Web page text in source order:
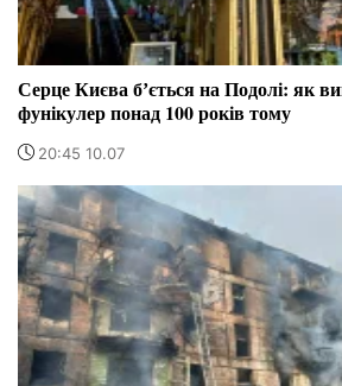
Серце Києва бʼється на Подолі: як
фунікулер понад 100 років тому
20:45 10.07